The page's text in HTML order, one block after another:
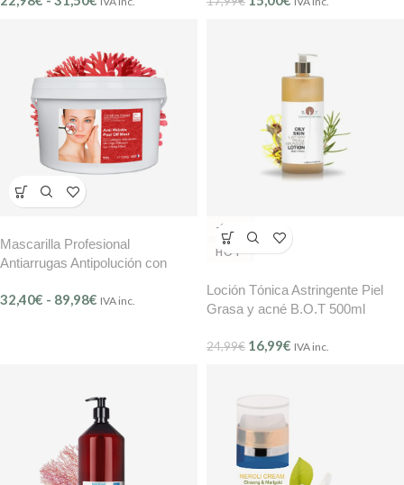
Mascarilla Profesional
Antiarrugas Antipolución con
32,40€ - 89,98€ IVA inc.
-32%
HOT
Loción Tónica Astringente Piel
Grasa y acné B.O.T 500ml
24,99€ 16,99€ IVA inc.